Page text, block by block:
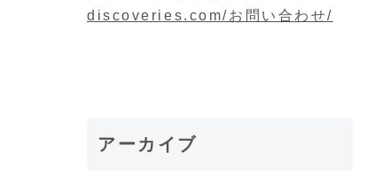
discoveries.com/お問い合わせ/
アーカイブ